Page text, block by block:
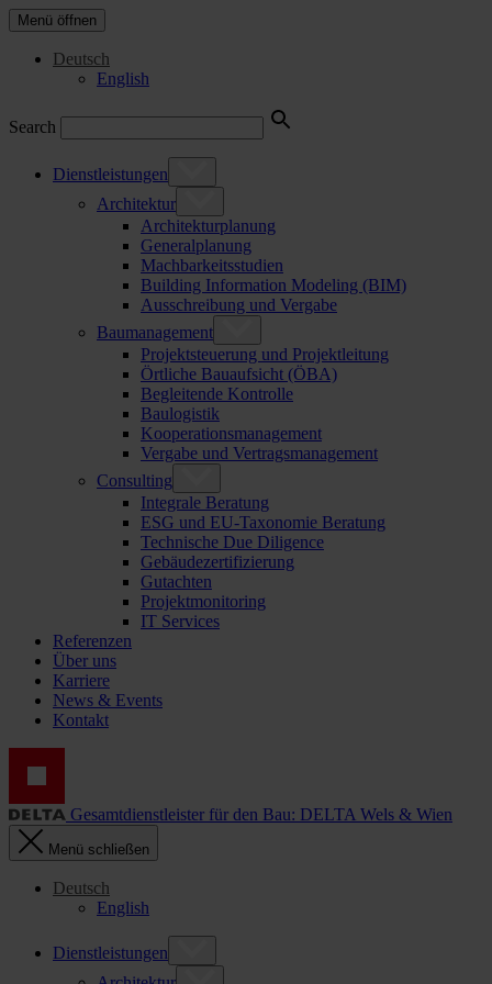
Menü öffnen
Deutsch
English
Search
Dienstleistungen
Architektur
Architekturplanung
Generalplanung
Machbarkeitsstudien
Building Information Modeling (BIM)
Ausschreibung und Vergabe
Baumanagement
Projektsteuerung und Projektleitung
Örtliche Bauaufsicht (ÖBA)
Begleitende Kontrolle
Baulogistik
Kooperationsmanagement
Vergabe und Vertragsmanagement
Consulting
Integrale Beratung
ESG und EU-Taxonomie Beratung
Technische Due Diligence
Gebäudezertifizierung
Gutachten
Projektmonitoring
IT Services
Referenzen
Über uns
Karriere
News & Events
Kontakt
Gesamtdienstleister für den Bau: DELTA Wels & Wien
Menü schließen
Deutsch
English
Dienstleistungen